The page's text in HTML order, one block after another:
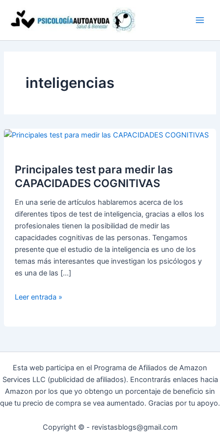
contenido
inteligencias
Principales test para medir las
CAPACIDADES COGNITIVAS
En una serie de artículos hablaremos acerca de los
diferentes tipos de test de inteligencia, gracias a ellos los
profesionales tienen la posibilidad de medir las
capacidades cognitivas de las personas. Tengamos
presente que el estudio de la inteligencia es uno de los
temas más interesantes que investigan los psicólogos y
es una de las […]
Principales
COGNITIVAS
Leer entrada »
Esta web participa en el Programa de Afiliados de Amazon
Services LLC (publicidad de afiliados). Encontrarás enlaces hacia
Amazon por los que yo obtengo un porcentaje de beneficio sin
que tu precio de compra se vea aumentado. Gracias por tu apoyo.
Copyright © - revistasblogs@gmail.com